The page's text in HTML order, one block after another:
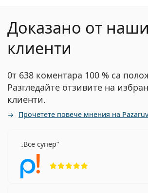
Доказано от
клиенти
0т 638 коментара 100 % са
Разгледайте отзивите на
клиенти.
Прочетете повече мнения на
Все супер